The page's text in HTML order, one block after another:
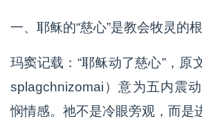
一、耶稣的“慈心”是教会牧灵的
玛窦记载：“耶稣动了慈心”，原
splagchnizomai）意为五内震
悯情感。祂不是冷眼旁观，而是